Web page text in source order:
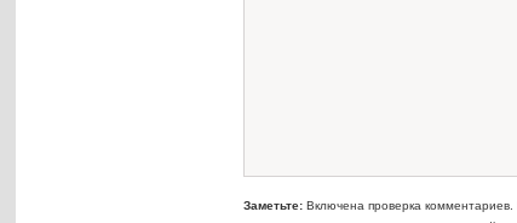
Заметьте: Включена проверка комментариев.